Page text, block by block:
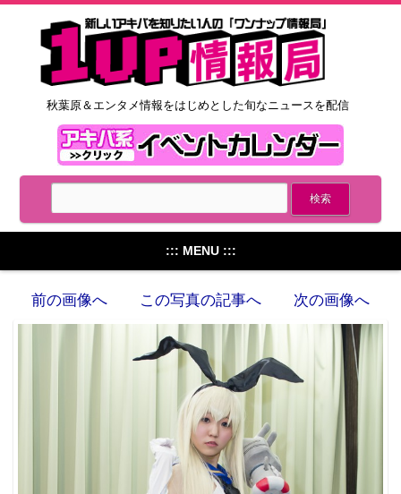
秋葉原＆エンタメ情報をはじめとした旬なニュースを配信
::: MENU :::
前の画像へ この写真の記事へ 次の画像へ